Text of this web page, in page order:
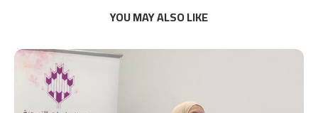
YOU MAY ALSO LIKE